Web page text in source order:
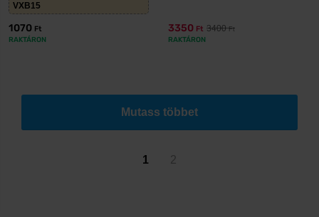
VXB15
1070 Ft
RAKTÁRON
3350 Ft 3400Ft
RAKTÁRON
Mutass többet
1 2